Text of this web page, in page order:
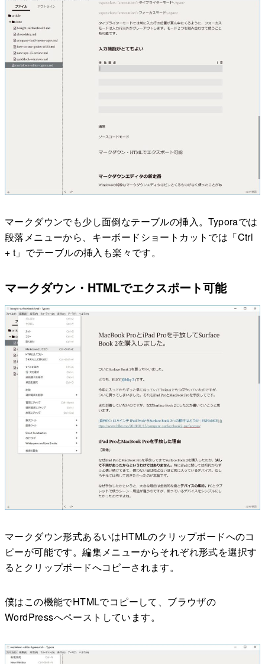
マークダウンでも少し面倒なテーブルの挿入。Typoraでは
段落メニューから、キーボードショートカットでは「Ctrl
+ t」でテーブルの挿入も楽々です。
マークダウン・HTMLでエクスポート可能
マークダウン形式あるいはHTMLのクリップボードへのコ
ピーが可能です。編集メニューからそれぞれ形式を選択す
るとクリップボードへコピーされます。
僕はこの機能でHTMLでコピーして、ブラウザの
WordPressへペーストしています。